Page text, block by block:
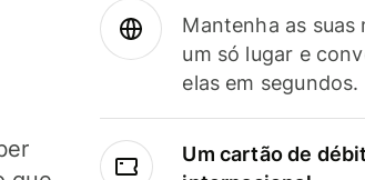
Mantenha as suas
um só lugar e
elas em segundos.
Um cartão de